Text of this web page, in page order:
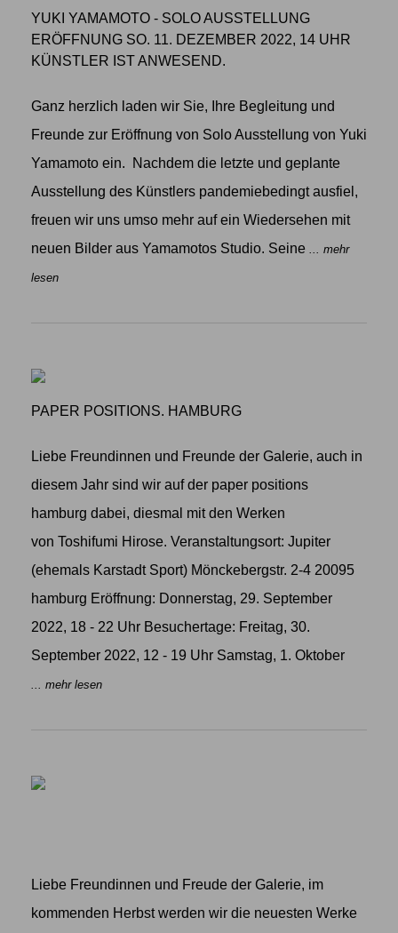
YUKI YAMAMOTO - SOLO AUSSTELLUNG
ERÖFFNUNG SO. 11. DEZEMBER 2022, 14 UHR
KÜNSTLER IST ANWESEND.
Ganz herzlich laden wir Sie, Ihre Begleitung und
Freunde zur Eröffnung von Solo Ausstellung von Yuki
Yamamoto ein. Nachdem die letzte und geplante
Ausstellung des Künstlers pandemiebedingt ausfiel,
freuen wir uns umso mehr auf ein Wiedersehen mit
neuen Bilder aus Yamamotos Studio. Seine
... mehr
lesen
PAPER POSITIONS. HAMBURG
Liebe Freundinnen und Freunde der Galerie, auch in
diesem Jahr sind wir auf der paper positions
hamburg dabei, diesmal mit den Werken
von Toshifumi Hirose. Veranstaltungsort: Jupiter
(ehemals Karstadt Sport) Mönckebergstr. 2-4 20095
hamburg Eröffnung: Donnerstag, 29. September
2022, 18 - 22 Uhr Besuchertage: Freitag, 30.
September 2022, 12 - 19 Uhr Samstag, 1. Oktober
... mehr lesen
Liebe Freundinnen und Freude der Galerie, im
kommenden Herbst werden wir die neuesten Werke